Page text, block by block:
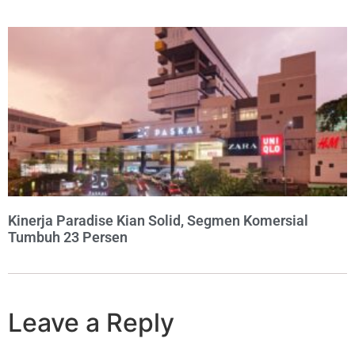
Kinerja Paradise Kian Solid, Segmen Komersial
Tumbuh 23 Persen
Leave a Reply